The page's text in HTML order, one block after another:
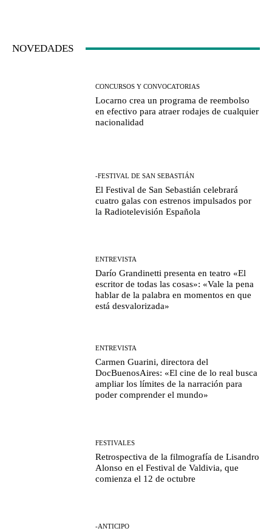
NOVEDADES
CONCURSOS Y CONVOCATORIAS
Locarno crea un programa de reembolso
en efectivo para atraer rodajes de cualquier
nacionalidad
-FESTIVAL DE SAN SEBASTIÁN
El Festival de San Sebastián celebrará
cuatro galas con estrenos impulsados por
la Radiotelevisión Española
ENTREVISTA
Darío Grandinetti presenta en teatro «El
escritor de todas las cosas»: «Vale la pena
hablar de la palabra en momentos en que
está desvalorizada»
ENTREVISTA
Carmen Guarini, directora del
DocBuenosAires: «El cine de lo real busca
ampliar los límites de la narración para
poder comprender el mundo»
FESTIVALES
Retrospectiva de la filmografía de Lisandro
Alonso en el Festival de Valdivia, que
comienza el 12 de octubre
-ANTICIPO